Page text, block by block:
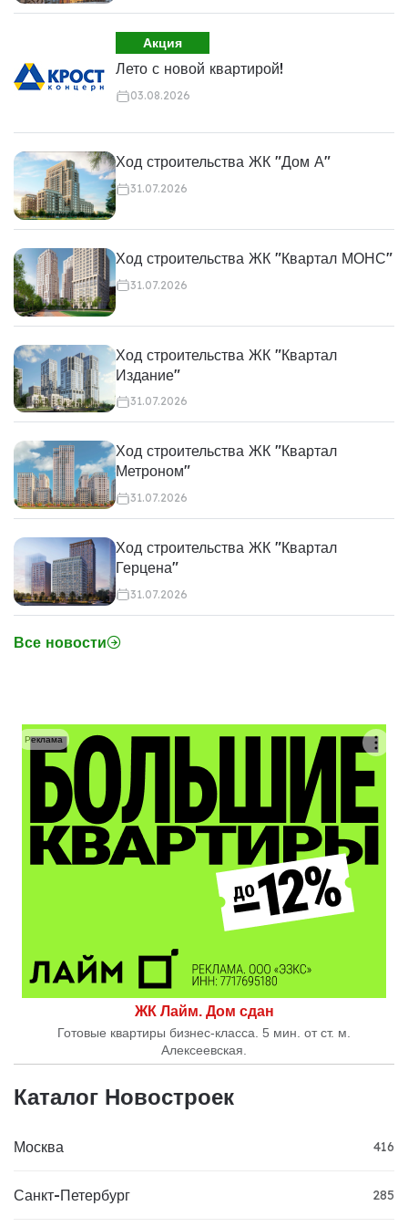
Акция
Лето с новой квартирой!
03.08.2026
Ход строительства ЖК "Дом А"
31.07.2026
Ход строительства ЖК "Квартал МОНС"
31.07.2026
Ход строительства ЖК "Квартал
Издание"
31.07.2026
Ход строительства ЖК "Квартал
Метроном"
31.07.2026
Ход строительства ЖК "Квартал
Герцена"
31.07.2026
Все новости
ЖК Лайм. Дом сдан
Готовые квартиры бизнес-класса. 5 мин. от ст. м.
Алексеевская.
Реклама
Каталог Новостроек
Москва 416
Санкт-Петербург 285